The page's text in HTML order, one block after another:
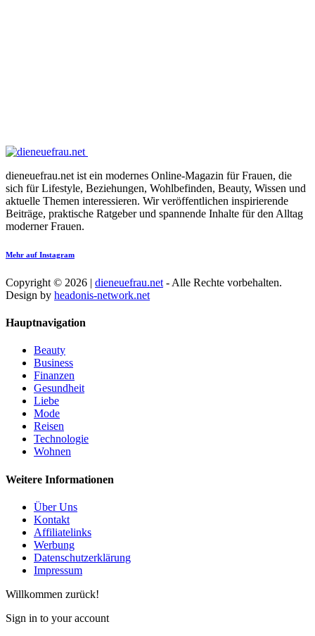
dieneuefrau.net ist ein modernes Online-Magazin für Frauen, die
sich für Lifestyle, Beziehungen, Wohlbefinden, Beauty, Wissen und
aktuelle Themen interessieren. Wir veröffentlichen inspirierende
Beiträge, praktische Ratgeber und spannende Inhalte für den Alltag
moderner Frauen.
Mehr auf Instagram
Copyright © 2026 | dieneuefrau.net - Alle Rechte vorbehalten.
Design by headonis-network.net
Hauptnavigation
Beauty
Business
Finanzen
Gesundheit
Liebe
Mode
Reisen
Technologie
Wohnen
Weitere Informationen
Über Uns
Kontakt
Affiliatelinks
Werbung
Datenschutzerklärung
Impressum
Willkommen zurück!
Sign in to your account